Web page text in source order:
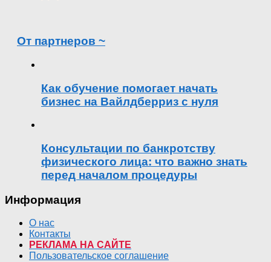
От партнеров ~
Как обучение помогает начать
бизнес на Вайлдберриз с нуля
Консультации по банкротству
физического лица: что важно знать
перед началом процедуры
Информация
О нас
Контакты
РЕКЛАМА НА САЙТЕ
Пользовательское соглашение